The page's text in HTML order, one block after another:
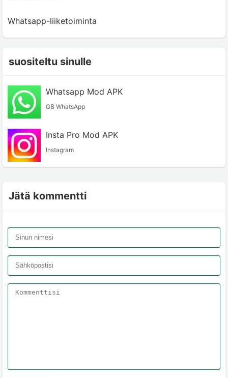
Whatsapp-liiketoiminta
suositeltu sinulle
Whatsapp Mod APK
GB WhatsApp
Insta Pro Mod APK
Instagram
Jätä kommentti